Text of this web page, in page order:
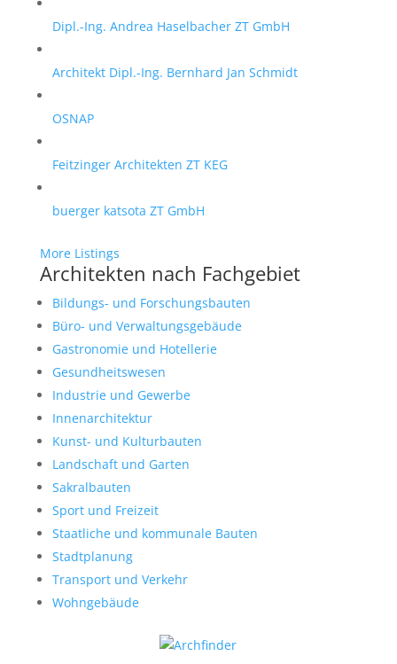
Dipl.-Ing. Andrea Haselbacher ZT GmbH
Architekt Dipl.-Ing. Bernhard Jan Schmidt
OSNAP
Feitzinger Architekten ZT KEG
buerger katsota ZT GmbH
More Listings
Architekten nach Fachgebiet
Bildungs- und Forschungsbauten
Büro- und Verwaltungsgebäude
Gastronomie und Hotellerie
Gesundheitswesen
Industrie und Gewerbe
Innenarchitektur
Kunst- und Kulturbauten
Landschaft und Garten
Sakralbauten
Sport und Freizeit
Staatliche und kommunale Bauten
Stadtplanung
Transport und Verkehr
Wohngebäude